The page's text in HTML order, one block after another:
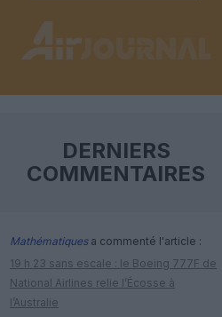
DERNIERS
COMMENTAIRES
Mathématiquesa commenté l'article :
19 h 23 sans escale : le Boeing 777F de
National Airlines relie l’Écosse à
l’Australie